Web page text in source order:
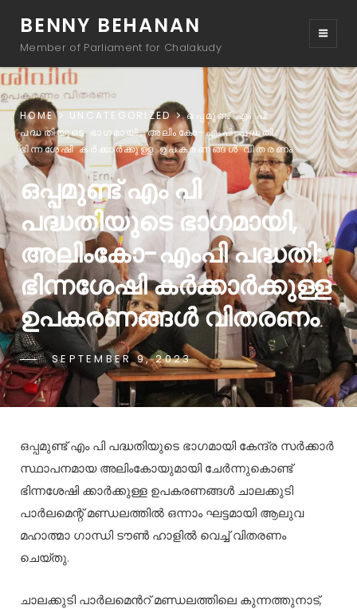
BENNY BEHANAN
Member of Parliament for Chalakudy
HOME UNCATEGORIZED
ഒപ്പമുണ്ട് എം പി
പദ്ധതിയുടെ ഭാഗമായി, അലിംകോ-എംപി പദ്ധതി:
ഭിന്നശേഷി കർക്കാർക്കുള്ള ഉപകരണങ്ങൾ വിതരണം
ഒപ്പമുണ്ട് എം പി
പദ്ധതിയുടെ ഭാഗമായി,
അലിംകോ-എംപി പദ്ധതി:
ഭിന്നശേഷി കർക്കാർക്കുള്ള
ഉപകരണങ്ങൾ വിതരണം
SEPTEMBER 9, 2023
ഒപ്പമുണ്ട് എം പി പദ്ധതിയുടെ ഭാഗമായി കേന്ദ്ര സർക്കാർ
സ്ഥാപനമായ അലിംകോയുമായി ചേർന്നുകൊണ്ട്
ഭിന്നശേഷി ക്കാർക്കുള്ള ഉപകരണങ്ങൾ ചാലക്കുടി
പാർലമെന്റ് മണ്ഡലത്തിൽ ഒന്നാം ഘട്ടമായി ആലുവ
മഹാത്മാ ഗാന്ധി ടൗൺ ഹാളിൽ വെച്ച് വിതരണം
ചെയ്തു.
ചാലക്കുടി പാർലമെൻറ് മണ്ഡലത്തിലെ കുന്നത്തുനാട്,